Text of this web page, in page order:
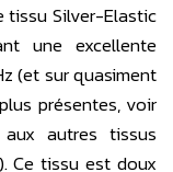
tissu Silver-Elastic
une excellente
(et sur quasiment
présentes, voir
aux autres tissus
Ce tissu est doux